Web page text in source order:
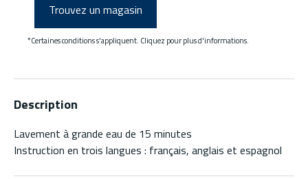
Trouvez un magasin
*Certaines conditions s'appliquent. Cliquez pour plus d'informations.
Description
Lavement à grande eau de 15 minutes
Instruction en trois langues : français, anglais et espagnol